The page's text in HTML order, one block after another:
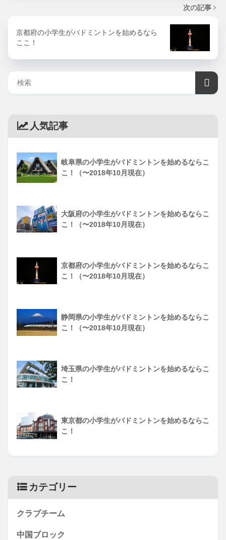
次の記事
京都府の小学生がバドミントンを始めるなら
ここ！
人気記事
岐阜県の小学生がバドミントンを始めるならこ
こ！（〜2018年10月現在）
大阪府の小学生がバドミントンを始めるならこ
こ！（〜2018年10月現在）
京都府の小学生がバドミントンを始めるならこ
こ！（〜2018年10月現在）
静岡県の小学生がバドミントンを始めるならこ
こ！（〜2018年10月現在）
埼玉県の小学生がバドミントンを始めるならこ
こ！
東京都の小学生がバドミントンを始めるならこ
こ！
カテゴリー
クラブチーム
中国ブロック